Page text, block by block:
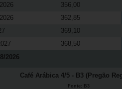
356,00
362,85
369,10
368,50
2026
Café Arábica 4/5 - B3 (Pregão
Fonte: B3